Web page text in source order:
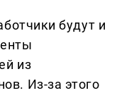
будут и
из
Из-за этого